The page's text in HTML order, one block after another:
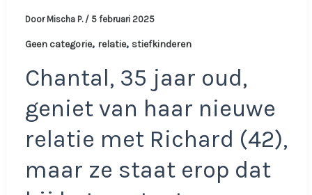
Door Mischa P. / 5 februari 2025
Geen categorie, relatie, stiefkinderen
Chantal, 35 jaar oud,
geniet van haar nieuwe
relatie met Richard (42),
maar ze staat erop dat